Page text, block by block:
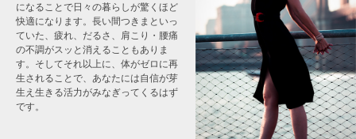
になることで日々の暮らしが驚くほど
快適になります。 長い間つきまといっ
ていた、疲れ、だるさ、肩こり・腰痛
の不調がスッと消えることもありま
す。そしてそれ以上に、 体がゼロに再
生されることで、あなたには自信が芽
生え 生きる活力がみなぎってくるはず
です。